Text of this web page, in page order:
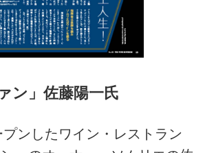
ン」佐藤陽一氏
ンしたワイン・レストラン